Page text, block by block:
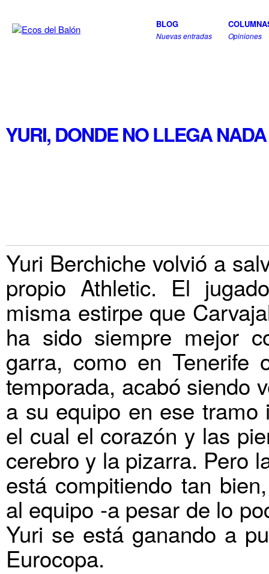
BLOG
Nuevas entradas Opiniones
YURI, DONDE NO LLEGA
Yuri Berchiche volvió a
propio Athletic. El
misma estirpe que
ha sido siempre mejor
garra, como en Tenerife
temporada, acabó siendo
a su equipo en ese tramo
el cual el corazón y las
cerebro y la pizarra. Pero
está compitiendo tan
al equipo -a pesar de lo
Yuri se está ganando a
Eurocopa.